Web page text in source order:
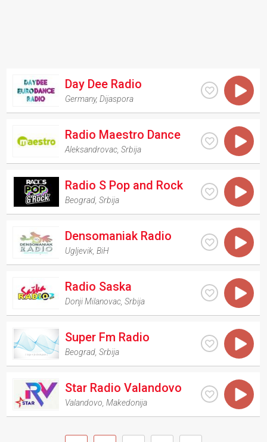
Day Dee Radio
Germany,Dijaspora
Radio Maestro Dance
Aleksandrovac ,Srbija
Radio S Pop and Rock
Beograd ,Srbija
Densomaniak Radio
Ugljevik ,BiH
Radio Saska
Donji Milanovac ,Srbija
Super Fm Radio
Beograd ,Srbija
Star Radio Valandovo
Valandovo ,Makedonija